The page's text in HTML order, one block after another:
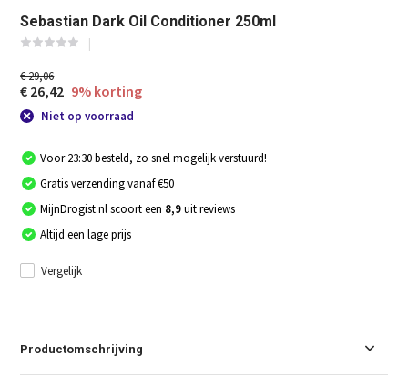
Sebastian Dark Oil Conditioner 250ml
€ 29,06
€ 26,42 9% korting
Niet op voorraad
Voor 23:30 besteld, zo snel mogelijk verstuurd!
Gratis verzending vanaf €50
MijnDrogist.nl scoort een 8,9uit reviews
Altijd een lage prijs
Vergelijk
Productomschrijving